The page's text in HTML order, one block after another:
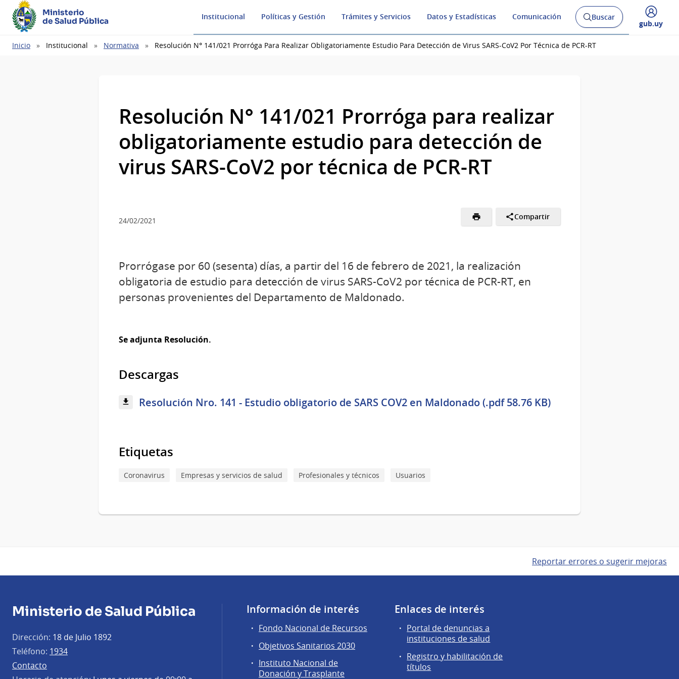
Ministerio
de Salud Pública
Institucional Políticas y Gestión Trámites y Servicios Datos y Estadísticas Comunicación
Abrir
buscador
y
Buscar
Desplegar
gub.uy
Ruta
Inicio Institucional Normativa Resolución N° 141/021 Prorróga Para Realizar Obligatoriamente Estudio Para Detección de Virus SARS-CoV2 Por Técnica de PCR-RT
Resolución N° 141/021 Prorróga para realizar
obligatoriamente estudio para detección de
virus SARS-CoV2 por técnica de PCR-RT
24/02/2021 Compartir
Prorrógase por 60 (sesenta) días, a partir del 16 de febrero de 2021, la realización
obligatoria de estudio para detección de virus SARS-CoV2 por técnica de PCR-RT, en
personas provenientes del Departamento de Maldonado.
Se adjunta Resolución.
Descargas
Resolución Nro. 141 - Estudio obligatorio de SARS COV2 en Maldonado (.pdf 58.76 KB)
Etiquetas
Coronavirus Empresas y servicios de salud Profesionales y técnicos Usuarios
Reportar errores o sugerir mejoras
Ministerio de Salud Pública
Dirección: 18 de Julio 1892
Teléfono: 1934
Contacto
Información de interés
Fondo Nacional de Recursos
Objetivos Sanitarios 2030
Instituto Nacional de
Donación y Trasplante
Enlaces de interés
Portal de denuncias a
instituciones de salud
Registro y habilitación de
títulos